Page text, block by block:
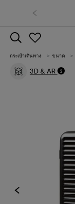
กระเป๋าเดินทาง ขนาด
3D & AR